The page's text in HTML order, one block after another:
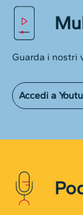
Guarda i nostri
Accedi a